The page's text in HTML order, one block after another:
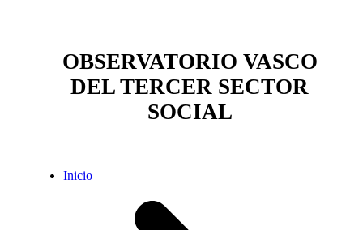
OBSERVATORIO VASCO
DEL TERCER SECTOR
SOCIAL
Inicio